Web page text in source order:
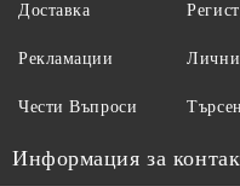
Доставка
Рекламации
Чести Въпроси
Информация за